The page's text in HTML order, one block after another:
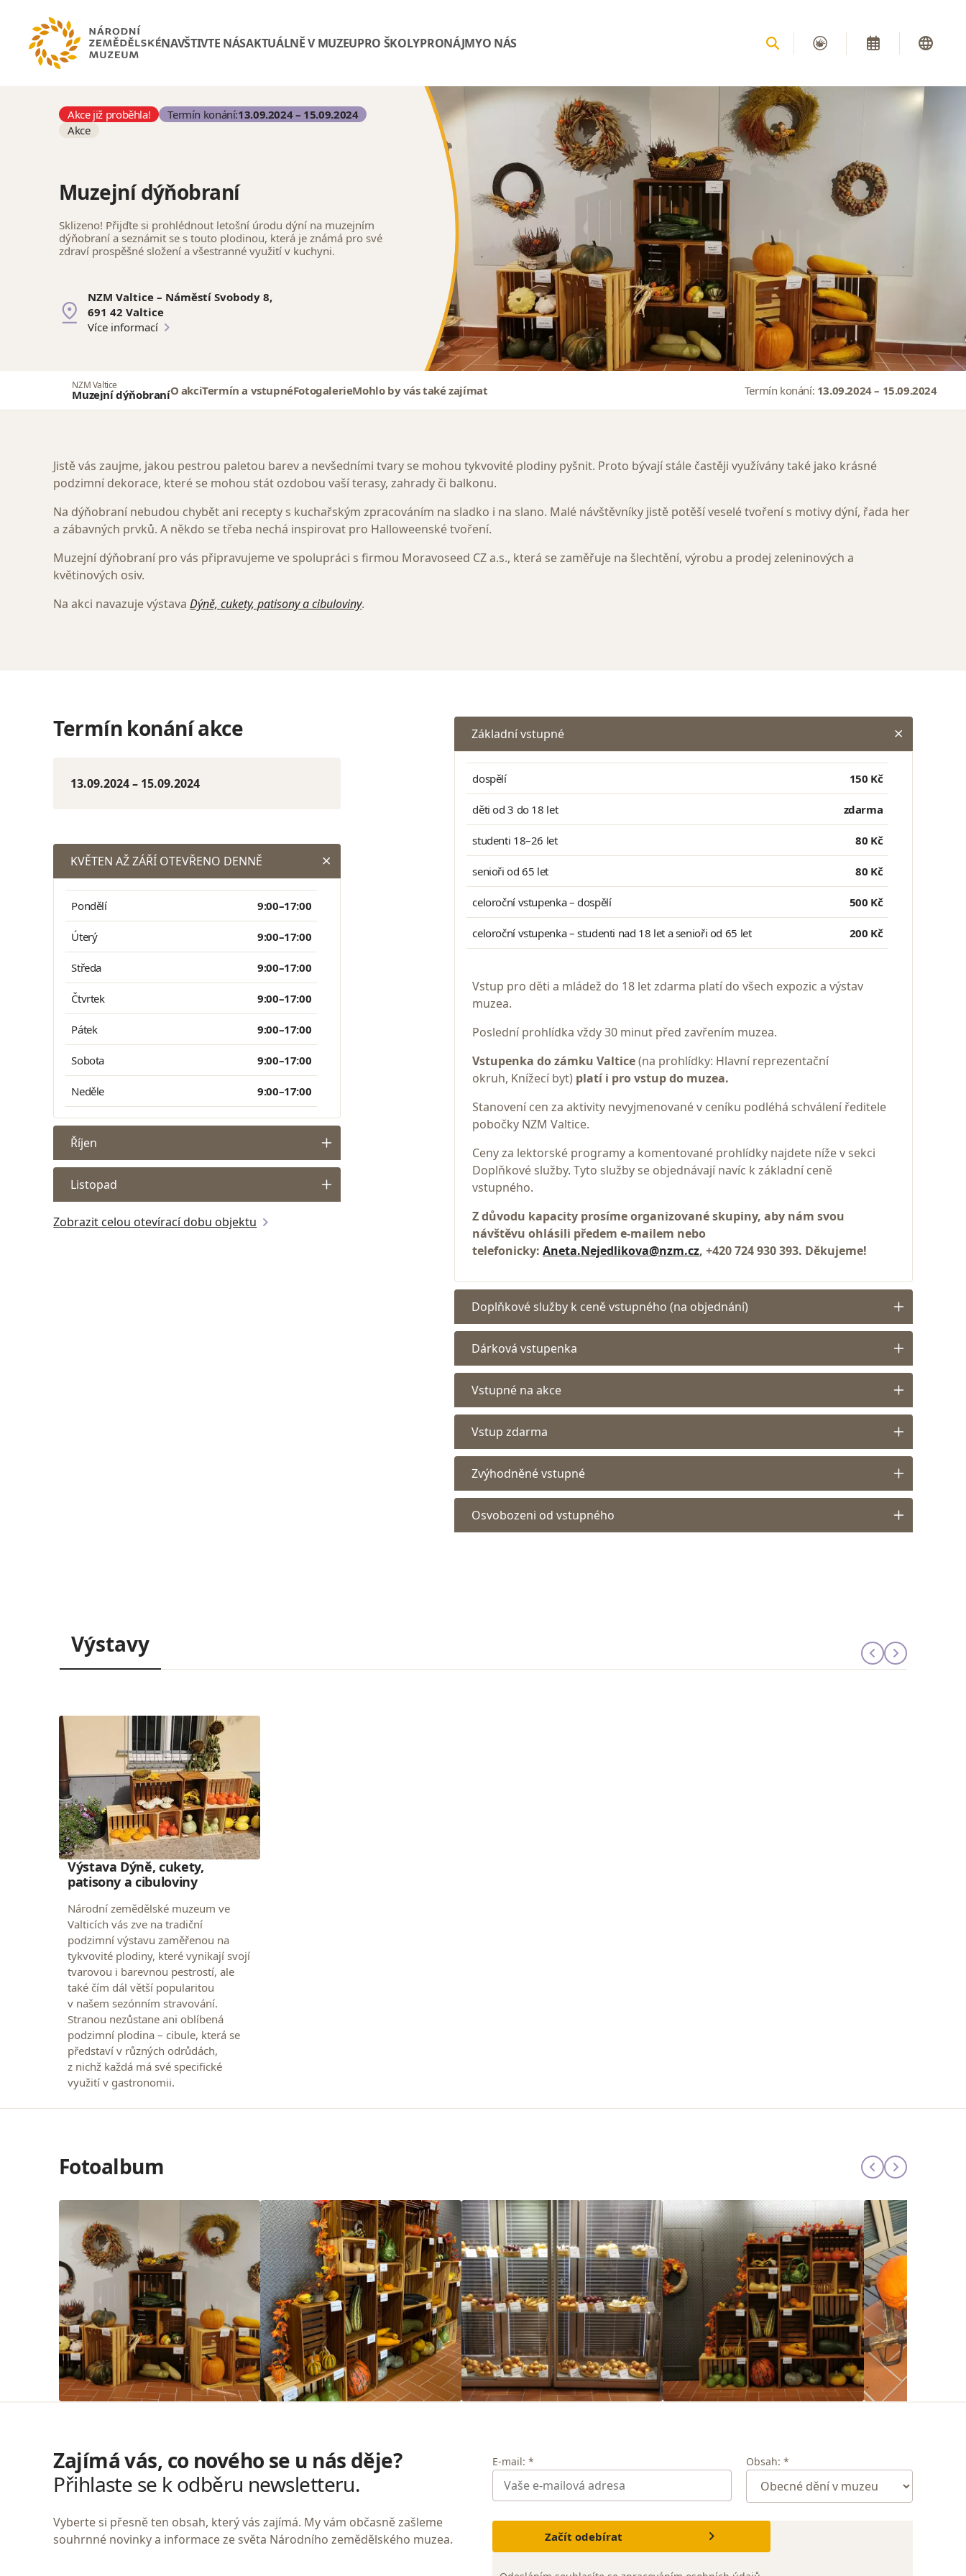
NAVŠTIVTE NÁSAKTUÁLNĚ V MUZEUPRO ŠKOLYPRONÁJMYO NÁS
Akce již proběhla! Termín konání:13.09.2024 – 15.09.2024
Akce
Muzejní dýňobraní
Sklizeno! Přijďte si prohlédnout letošní úrodu dýní na muzejním
dýňobraní a seznámit se s touto plodinou, která je známá pro své
zdraví prospěšné složení a všestranné využití v kuchyni.
NZM Valtice – Náměstí Svobody 8,
691 42 Valtice
Více informací
NZM Valtice
Muzejní dýňobraníO akciTermín a vstupnéFotogalerieMohlo by vás také zajímat Termín konání: 13.09.2024 – 15.09.2024
Jistě vás zaujme, jakou pestrou paletou barev a nevšedními tvary se mohou tykvovité plodiny pyšnit. Proto bývají stále častěji využívány také jako krásné
podzimní dekorace, které se mohou stát ozdobou vaší terasy, zahrady či balkonu.
Na dýňobraní nebudou chybět ani recepty s kuchařským zpracováním na sladko i na slano. Malé návštěvníky jistě potěší veselé tvoření s motivy dýní, řada her
a zábavných prvků. A někdo se třeba nechá inspirovat pro Halloweenské tvoření.
Muzejní dýňobraní pro vás připravujeme ve spolupráci s firmou Moravoseed CZ a.s., která se zaměřuje na šlechtění, výrobu a prodej zeleninových a
květinových osiv.
Na akci navazuje výstavaDýně, cukety, patisony a cibuloviny.
Termín konání akce
13.09.2024 – 15.09.2024
KVĚTEN AŽ ZÁŘÍ OTEVŘENO DENNĚ
Pondělí 9:00–17:00
Úterý 9:00–17:00
Středa 9:00–17:00
Čtvrtek 9:00–17:00
Pátek 9:00–17:00
Sobota 9:00–17:00
Neděle 9:00–17:00
Říjen
Listopad
Zobrazit celou otevírací dobu objektu
Základní vstupné
dospělí 150 Kč
děti od 3 do 18 let zdarma
studenti 18–26 let 80 Kč
senioři od 65 let 80 Kč
celoroční vstupenka – dospělí 500 Kč
celoroční vstupenka – studenti nad 18 let a senioři od 65 let 200 Kč
Vstup pro děti a mládež do 18 let zdarma platí do všech expozic a výstav
muzea.
Poslední prohlídka vždy 30 minut před zavřením muzea.
Vstupenka do zámku Valtice(na prohlídky: Hlavní reprezentační
okruh, Knížecí byt) platí i pro vstup do muzea.
Stanovení cen za aktivity nevyjmenované v ceníku podléhá schválení ředitele
pobočky NZM Valtice.
Ceny za lektorské programy a komentované prohlídky najdete níže v sekci
Doplňkové služby. Tyto služby se objednávají navíc k základní ceně
vstupného.
Z důvodu kapacity prosíme organizované skupiny, aby nám svou
návštěvu ohlásili předem e-mailem nebo
telefonicky:Aneta.Nejedlikova@nzm.cz, +420 724 930 393. Děkujeme!
Doplňkové služby k ceně vstupného (na objednání)
Dárková vstupenka
Vstupné na akce
Vstup zdarma
Zvýhodněné vstupné
Osvobozeni od vstupného
Výstavy
Výstava Dýně, cukety,
patisony a cibuloviny
Národní zemědělské muzeum ve
Valticích vás zve na tradiční
podzimní výstavu zaměřenou na
tykvovité plodiny, které vynikají svojí
tvarovou i barevnou pestrostí, ale
také čím dál větší popularitou
v našem sezónním stravování.
Stranou nezůstane ani oblíbená
podzimní plodina – cibule, která se
představí v různých odrůdách,
z nichž každá má své specifické
využití v gastronomii.
Fotoalbum
Zajímá vás, co nového se u nás děje?
Přihlaste se k odběru newsletteru.
Vyberte si přesně ten obsah, který vás zajímá. My vám občasně zašleme
souhrnné novinky a informace ze světa Národního zemědělského muzea.
E-mail: * Obsah: *
Začít odebírat